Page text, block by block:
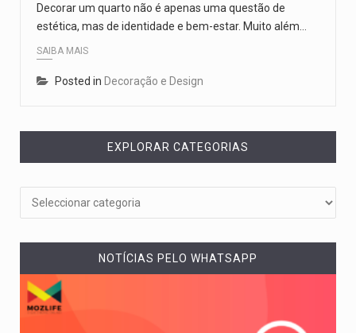
Decorar um quarto não é apenas uma questão de
estética, mas de identidade e bem-estar. Muito além…
SAIBA MAIS
Posted in Decoração e Design
EXPLORAR CATEGORIAS
NOTÍCIAS PELO WHATSAPP